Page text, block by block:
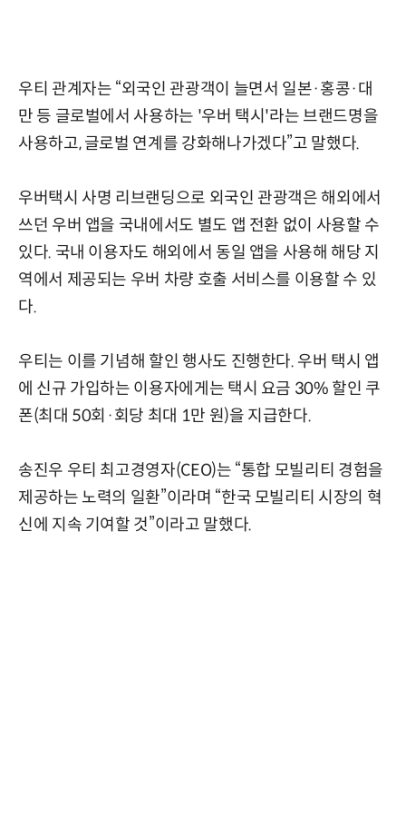
우티 관계자는 “외국인 관광객이 늘면서 일본·홍콩·대
만 등 글로벌에서 사용하는 '우버 택시'라는 브랜드명을
사용하고, 글로벌 연계를 강화해나가겠다”고 말했다.
우버택시 사명 리브랜딩으로 외국인 관광객은 해외에서
쓰던 우버 앱을 국내에서도 별도 앱 전환 없이 사용할 수
있다. 국내 이용자도 해외에서 동일 앱을 사용해 해당 지
역에서 제공되는 우버 차량 호출 서비스를 이용할 수 있
다.
우티는 이를 기념해 할인 행사도 진행한다. 우버 택시 앱
에 신규 가입하는 이용자에게는 택시 요금 30% 할인 쿠
폰(최대 50회·회당 최대 1만 원)을 지급한다.
송진우 우티 최고경영자(CEO)는 “통합 모빌리티 경험을
제공하는 노력의 일환”이라며 “한국 모빌리티 시장의 혁
신에 지속 기여할 것”이라고 말했다.